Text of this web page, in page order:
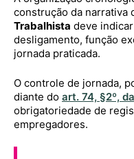
construção da narrativa
Trabalhista deve
desligamento, função
jornada praticada.
O controle de jornada,
diante do art. 74, §2º,
obrigatoriedade de
empregadores.